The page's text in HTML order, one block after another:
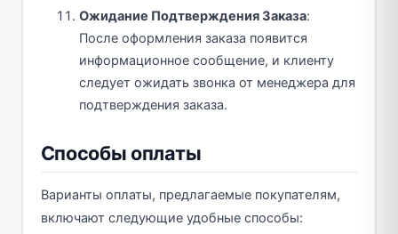
Ожидание Подтверждения Заказа:
После оформления заказа появится
информационное сообщение, и клиенту
следует ожидать звонка от менеджера для
подтверждения заказа.
Способы оплаты
Варианты оплаты, предлагаемые покупателям,
включают следующие удобные способы: